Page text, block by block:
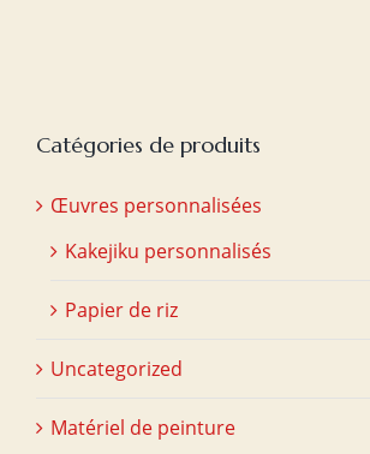
Catégories de produits
Œuvres personnalisées
Kakejiku personnalisés
Papier de riz
Uncategorized
Matériel de peinture